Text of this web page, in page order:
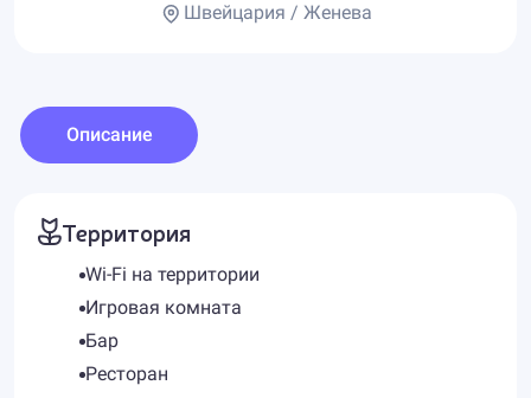
Швейцария / Женева
Описание
Территория
Wi-Fi на территории
Игровая комната
Бар
Ресторан